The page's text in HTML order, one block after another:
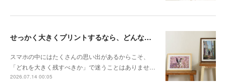
せっかく大きくプリントするなら、どんな写真が向いている？
スマホの中にはたくさんの思い出があるからこそ、
「どれを大きく残すべきか」で迷うことはありませ…
2026.07.14 00:05